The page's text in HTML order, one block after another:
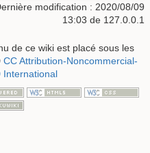
modification : 2020/08/09
13:03 de 127.0.0.1
de ce wiki est placé sous les
CC Attribution-Noncommercial-
International